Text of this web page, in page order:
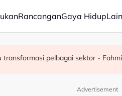
RancanganGaya Hidup
transformasi pelbagai sektor - Fahmi
Advertisement